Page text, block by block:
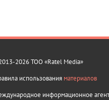
2026 ТОО «Ratel Media»
использования материалов
информационное